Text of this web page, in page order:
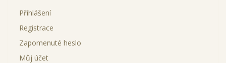
Přihlášení
Registrace
Zapomenuté heslo
Můj účet